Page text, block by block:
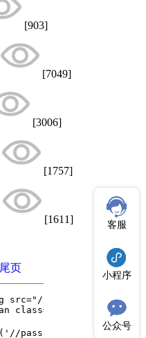
[903]
[7049]
[3006]
[1757]
[1611] 客服
小程序
公众号
尾页